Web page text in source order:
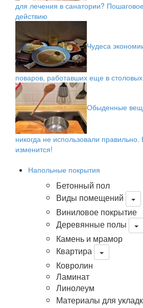
для лечения в санатории?
действию
Чудеса
поваров, работавших еще в
Обыденные
никогда не использовали
изменится!
Напольные покрытия
Бетонный пол
Виды помещений
Виниловое покрытие
Деревянные полы
Камень и мрамор
Квартира
Ковролин
Ламинат
Линолеум
Материалы для